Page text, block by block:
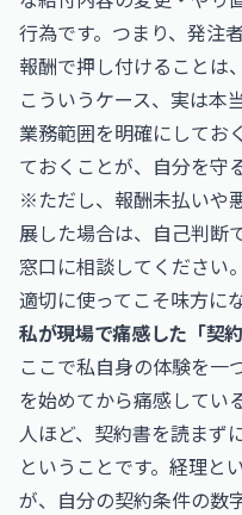
行為です。つまり、発注
報酬で押し付けることは
こういうケース、実は本
業務範囲を明確にしてお
ておくことが、自分を守
※ただし、報酬未払いや
展した場合は、自己判断
窓口に相談してください
適切に使ってこそ味方に
私が現場で痛感した「契
ここで私自身の体験を一
を始めてから痛感してい
人ほど、契約書を読まず
ということです。経理と
が、自分の契約条件の数